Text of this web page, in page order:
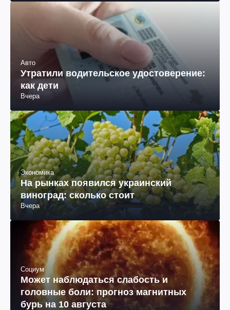
Авто
Утратили водительское удостоверение:
как дети
Вчера
Экономика
На рынках появился украинский
виноград: сколько стоит
Вчера
Социум
Может наблюдаться слабость и
головные боли: прогноз магнитных
бурь на 10 августа